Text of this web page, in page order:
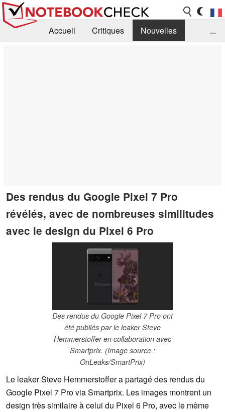
Accueil Critiques
Nouvelles
...
Des rendus du Google Pixel 7 Pro
révélés, avec de nombreuses similitudes
avec le design du Pixel 6 Pro
Des rendus du Google Pixel 7 Pro ont
été publiés par le leaker Steve
Hemmerstoffer en collaboration avec
Smartprix. (Image source :
OnLeaks/SmartPrix)
Le leaker Steve Hemmerstoffer a partagé des rendus du
Google Pixel 7 Pro via Smartprix. Les images montrent un
design très similaire à celui du Pixel 6 Pro, avec le même